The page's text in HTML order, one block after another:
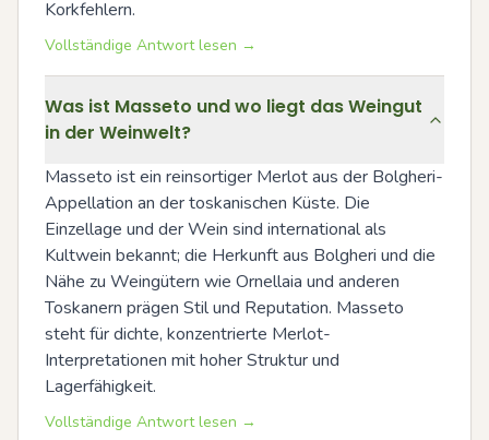
Korkfehlern.
Vollständige Antwort lesen →
Was ist Masseto und wo liegt das Weingut
in der Weinwelt?
Masseto ist ein reinsortiger Merlot aus der Bolgheri-
Appellation an der toskanischen Küste. Die
Einzellage und der Wein sind international als
Kultwein bekannt; die Herkunft aus Bolgheri und die
Nähe zu Weingütern wie Ornellaia und anderen
Toskanern prägen Stil und Reputation. Masseto
steht für dichte, konzentrierte Merlot-
Interpretationen mit hoher Struktur und
Lagerfähigkeit.
Vollständige Antwort lesen →